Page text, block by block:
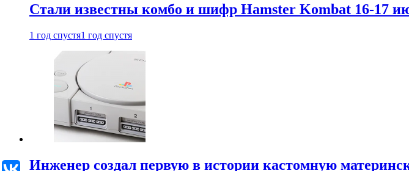
Стали известны комбо и шифр Hamster Kombat 16-17
1 год спустя1 год спустя
Инженер создал первую в истории кастомную